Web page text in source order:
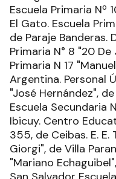
Escuela Primaria Nº
El Gato. Escuela
de Paraje Banderas.
Primaria N° 8 "20 De
Primaria N 17
Argentina. Personal
"José Hernández",
Escuela Secundaria
Ibicuy. Centro
355, de Ceibas. E.
Giorgi", de Villa
"Mariano